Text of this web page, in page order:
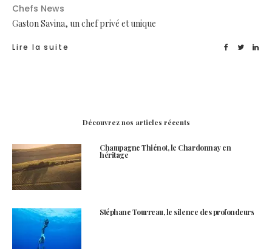
Chefs News
Gaston Savina, un chef privé et unique
Lire la suite
Découvrez nos articles récents
Champagne Thiénot, le Chardonnay en
héritage
Stéphane Tourreau, le silence des profondeurs